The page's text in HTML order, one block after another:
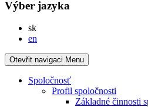
Výber jazyka
skSlovensky
en
Otevřit navigaci Menu
Spoločnosť
Profil spoločnosti
Základné činnosti